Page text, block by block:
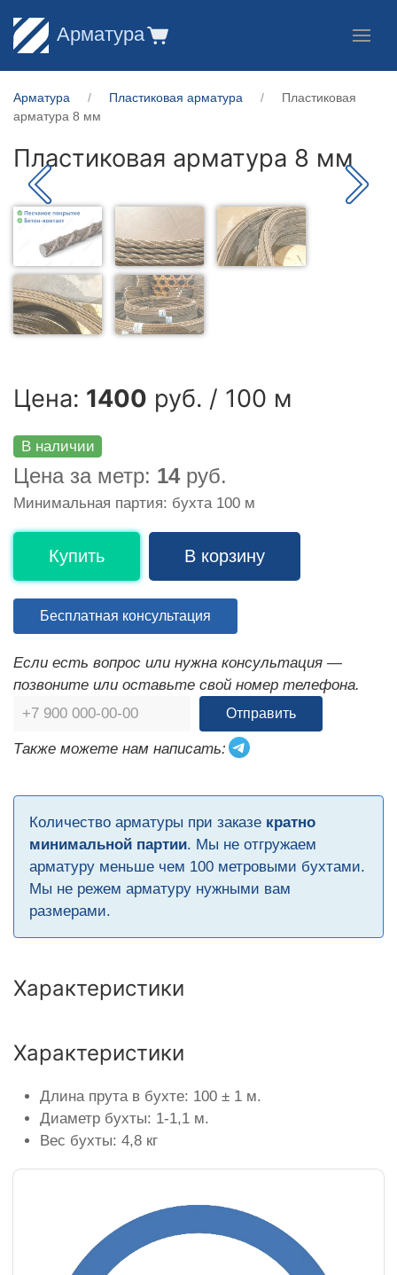
Арматура
Арматура Пластиковая арматура
Пластиковая
арматура 8 мм
Пластиковая арматура 8 мм
Цена: 1400 руб. / 100 м
В наличии
Цена за метр: 14руб.
Минимальная партия: бухта 100 м
Купить В корзину
Бесплатная консультация
Если есть вопрос или нужна консультация —
позвоните или оставьте свой номер телефона.
Отправить
Также можете нам написать:
Количество арматуры при заказе кратно
минимальной партии. Мы не отгружаем
арматуру меньше чем 100 метровыми бухтами.
Мы не режем арматуру нужными вам
размерами.
Характеристики
Характеристики
Длина прута в бухте: 100 ± 1 м.
Диаметр бухты: 1-1,1 м.
Вес бухты: 4,8 кг